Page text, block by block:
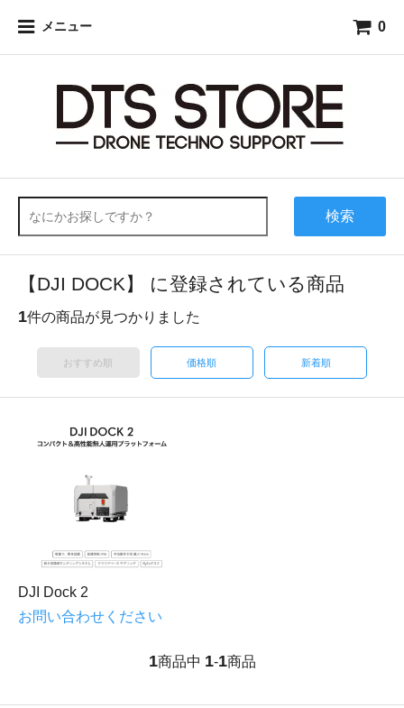
メニュー 0
検索
【DJI DOCK】 に登録されている商品
1件の商品が見つかりました
おすすめ順 価格順 新着順
DJI Dock 2
お問い合わせください
1商品中 1-1商品